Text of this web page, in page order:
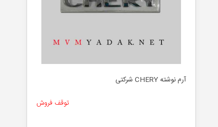
آرم نوشته CHERY شرکتی
توقف فروش